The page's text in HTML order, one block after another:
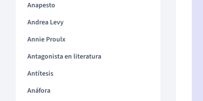
Anapesto
Andrea Levy
Annie Proulx
Antagonista en literatura
Antítesis
Anáfora